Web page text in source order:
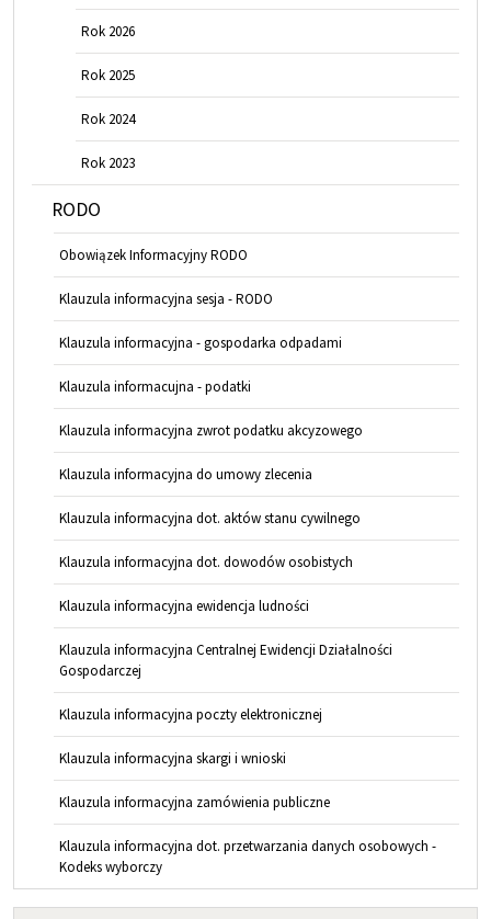
Rok 2026
Rok 2025
Rok 2024
Rok 2023
RODO
Obowiązek Informacyjny RODO
Klauzula informacyjna sesja - RODO
Klauzula informacyjna - gospodarka odpadami
Klauzula informacujna - podatki
Klauzula informacyjna zwrot podatku akcyzowego
Klauzula informacyjna do umowy zlecenia
Klauzula informacyjna dot. aktów stanu cywilnego
Klauzula informacyjna dot. dowodów osobistych
Klauzula informacyjna ewidencja ludności
Klauzula informacyjna Centralnej Ewidencji Działalności
Gospodarczej
Klauzula informacyjna poczty elektronicznej
Klauzula informacyjna skargi i wnioski
Klauzula informacyjna zamówienia publiczne
Klauzula informacyjna dot. przetwarzania danych osobowych -
Kodeks wyborczy